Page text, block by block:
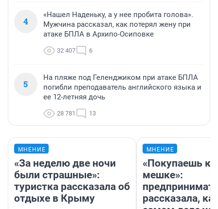
4
«Нашел Наденьку, а у нее пробита голова».
Мужчина рассказал, как потерял жену при
атаке БПЛА в Архипо-Осиповке
32 407 6
5
На пляже под Геленджиком при атаке БПЛА
погибли преподаватель английского языка и
ее 12-летняя дочь
28 781 13
МНЕНИЕ
«За неделю две ночи
были страшные»:
туристка рассказала об
отдыхе в Крыму
МНЕНИЕ
«Покупаешь
мешке»:
рассказала,